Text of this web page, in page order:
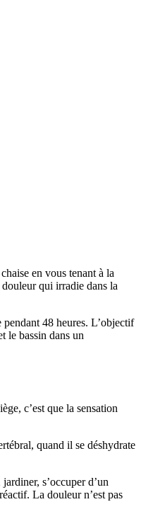
en vous tenant à la
douleur qui irradie dans la
48 heures. L’objectif
le bassin dans un
c’est que la sensation
quand il se déshydrate
s’occuper d’un
La douleur n’est pas